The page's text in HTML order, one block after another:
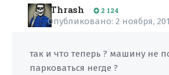
Thrash 2 124
Опубликовано: 2 ноября,
так и что теперь ? машину не
парковаться негде ?